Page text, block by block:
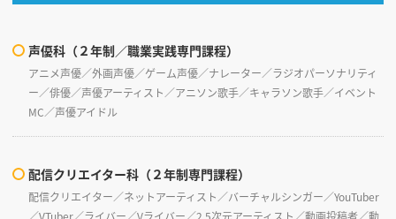
声優科（２年制／職業実践専門課程）
アニメ声優／外画声優／ゲーム声優／ナレーター／ラジオパーソナリティ
ー／俳優／声優アーティスト／アニソン歌手／キャラソン歌手／イベント
MC／声優アイドル
配信クリエイター科（２年制専門課程）
配信クリエイター／ネットアーティスト／バーチャルシンガー／YouTuber
／VTuber／ライバー／Vライバー／2.5次元アーティスト／動画投稿者／動